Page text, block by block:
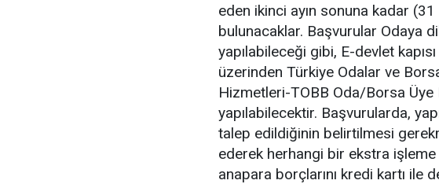
eden ikinci ayın sonuna kadar
bulunacaklar. Başvurular Odaya
yapılabileceği gibi, E-devlet
üzerinden Türkiye Odalar ve
Hizmetleri-TOBB Oda/Borsa Üye
yapılabilecektir. Başvurularda,
talep edildiğinin belirtilmesi
ederek herhangi bir ekstra
anapara borçlarını kredi kartı ile